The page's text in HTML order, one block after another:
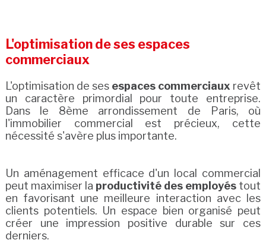
L'optimisation de ses espaces
commerciaux
L'optimisation de ses espaces commerciaux revêt
un caractère primordial pour toute entreprise.
Dans le 8ème arrondissement de Paris, où
l'immobilier commercial est précieux, cette
nécessité s'avère plus importante.
Un aménagement efficace d'un local commercial
peut maximiser la productivité des employés tout
en favorisant une meilleure interaction avec les
clients potentiels. Un espace bien organisé peut
créer une impression positive durable sur ces
derniers.